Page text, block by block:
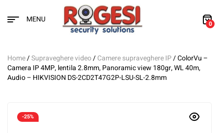
MENU 0
Home/Supraveghere video/Camere supraveghere IP/ ColorVu –
Camera IP 4MP, lentila 2.8mm, Panoramic view 180gr, WL 40m,
Audio – HIKVISION DS-2CD2T47G2P-LSU-SL-2.8mm
-25%